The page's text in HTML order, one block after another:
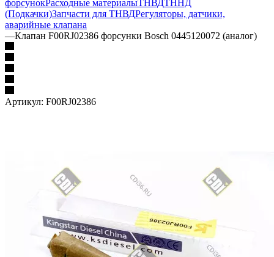
форсунокРасходные материалыТНВД ТННД
(Подкачки)Запчасти для ТНВДРегуляторы, датчики,
аварийные клапана
—Клапан F00RJ02386 форсунки Bosch 0445120072 (аналог)
Артикул: F00RJ02386